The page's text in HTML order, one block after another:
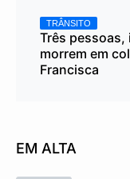
TRÂNSITO
Três
morrem em
Francisca
EM ALTA